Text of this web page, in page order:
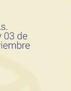
Física,
en cada clase
comentó